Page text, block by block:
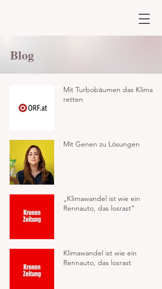
Blog
Mit Turbobäumen das Klima
retten
Mit Genen zu Lösungen
„Klimawandel ist wie ein
Rennauto, das losrast“
Klimawandel ist wie ein
Rennauto, das losrast